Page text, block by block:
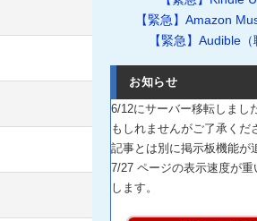
【緊急】Amazon
【緊急】Audible
お知らせ
6/12にサーバー移転しまし
もしれませんがご了承くだ
記事とは別に掲示板機能が
7/27 ページの表示速度が
します。